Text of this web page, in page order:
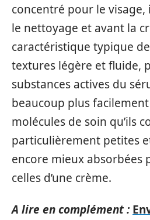
concentré pour le visage,
le nettoyage et avant la
caractéristique typique
textures légère et fluide,
substances actives du
beaucoup plus
molécules de soin qu’ils
particulièrement petites
encore mieux absorbées
celles d’une crème.
A lire en complément :